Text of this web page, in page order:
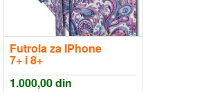
Futrola za IPhone
7+ i 8+
1.000,00din